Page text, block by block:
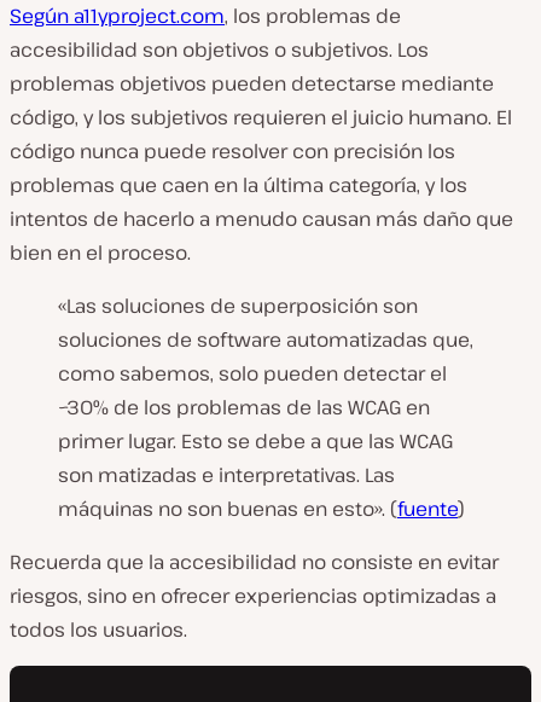
Según a11yproject.com, los problemas de
accesibilidad son objetivos o subjetivos. Los
problemas objetivos pueden detectarse mediante
código, y los subjetivos requieren el juicio humano. El
código nunca puede resolver con precisión los
problemas que caen en la última categoría, y los
intentos de hacerlo a menudo causan más daño que
bien en el proceso.
«Las soluciones de superposición son
soluciones de software automatizadas que,
como sabemos, solo pueden detectar el
~30% de los problemas de las WCAG en
primer lugar. Esto se debe a que las WCAG
son matizadas e interpretativas. Las
máquinas no son buenas en esto». (fuente)
Recuerda que la accesibilidad no consiste en evitar
riesgos, sino en ofrecer experiencias optimizadas a
todos los usuarios.